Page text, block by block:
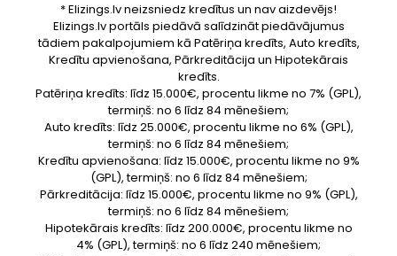
* Elizings.lv neizsniedz kredītus un nav aizdevējs!
Elizings.lv portāls piedāvā salīdzināt piedāvājumus
tādiem pakalpojumiem kā Patēriņa kredīts, Auto kredīts,
Kredītu apvienošana, Pārkreditācija un Hipotekārais
kredīts.
Patēriņa kredīts: līdz 15.000€, procentu likme no 7% (GPL),
termiņš: no 6 līdz 84 mēnešiem;
Auto kredīts: līdz 25.000€, procentu likme no 6% (GPL),
termiņš: no 6 līdz 84 mēnešiem;
Kredītu apvienošana: līdz 15.000€, procentu likme no 9%
(GPL), termiņš: no 6 līdz 84 mēnešiem;
Pārkreditācija: līdz 15.000€, procentu likme no 9% (GPL),
termiņš: no 6 līdz 84 mēnešiem;
Hipotekārais kredīts: līdz 200.000€, procentu likme no
4% (GPL), termiņš: no 6 līdz 240 mēnešiem;